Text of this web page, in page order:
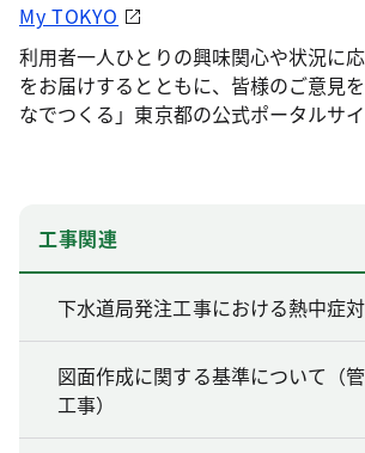
My TOKYO
利用者一人ひとりの興味関心や状況に
をお届けするとともに、皆様のご意見
なでつくる」東京都の公式ポータルサイ
工事関連
下水道局発注工事における熱中症
図面作成に関する基準について（
工事）